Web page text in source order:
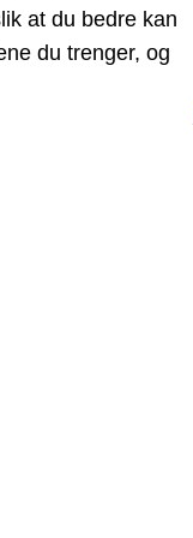
at du bedre kan
du trenger, og